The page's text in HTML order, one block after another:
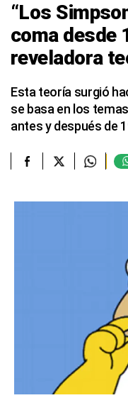
“Los
coma desde
reveladora
Esta teoría surgió
se basa en los
antes y después de